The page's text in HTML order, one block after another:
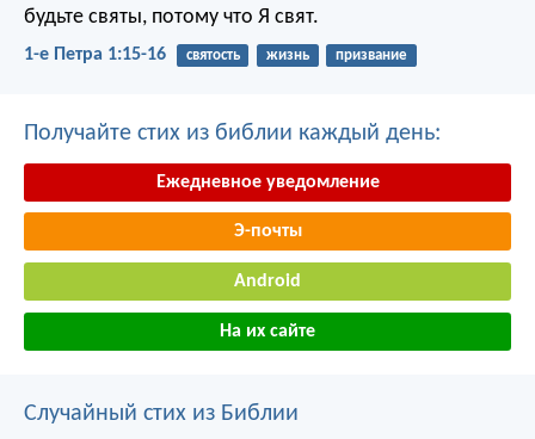
будьте святы, потому что Я свят.
1-е Петра 1:15-16 святость жизнь призвание
Получайте стих из библии каждый день:
Ежедневное уведомление
Э-почты
Android
На их сайте
Случайный стих из Библии